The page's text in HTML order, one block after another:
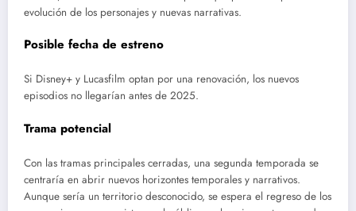
evolución de los personajes y nuevas narrativas.
Posible fecha de estreno
Si Disney+ y Lucasfilm optan por una renovación, los nuevos
episodios no llegarían antes de 2025.
Trama potencial
Con las tramas principales cerradas, una segunda temporada se
centraría en abrir nuevos horizontes temporales y narrativos.
Aunque sería un territorio desconocido, se espera el regreso de los